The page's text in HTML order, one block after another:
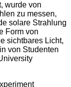
wurde von
zu messen,
solare Strahlung
Form von
sichtbares Licht,
von Studenten